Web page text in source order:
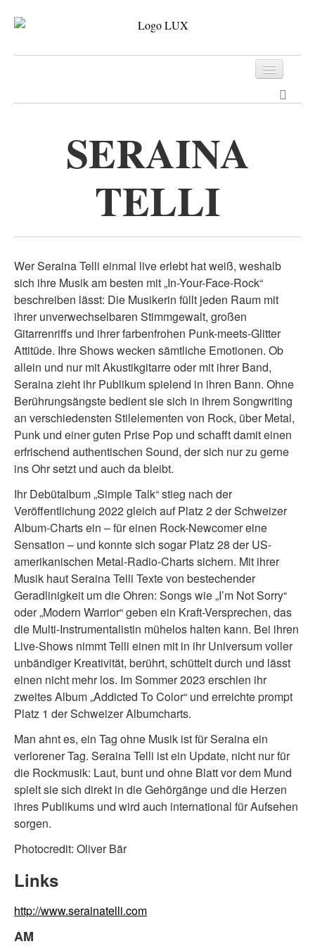
ArchivSERAINA
TELLI
Wer Seraina Telli einmal live erlebt hat weiß, weshalb
sich ihre Musik am besten mit „In-Your-Face-Rock“
beschreiben lässt: Die Musikerin füllt jeden Raum mit
ihrer unverwechselbaren Stimmgewalt, großen
Gitarrenriffs und ihrer farbenfrohen Punk-meets-Glitter
Attitüde. Ihre Shows wecken sämtliche Emotionen. Ob
allein und nur mit Akustikgitarre oder mit ihrer Band,
Seraina zieht ihr Publikum spielend in ihren Bann. Ohne
Berührungsängste bedient sie sich in ihrem Songwriting
an verschiedensten Stilelementen von Rock, über Metal,
Punk und einer guten Prise Pop und schafft damit einen
erfrischend authentischen Sound, der sich nur zu gerne
ins Ohr setzt und auch da bleibt.
Ihr Debütalbum „Simple Talk“ stieg nach der
Veröffentlichung 2022 gleich auf Platz 2 der Schweizer
Album-Charts ein – für einen Rock-Newcomer eine
Sensation – und konnte sich sogar Platz 28 der US-
amerikanischen Metal-Radio-Charts sichern. Mit ihrer
Musik haut Seraina Telli Texte von bestechender
Geradlinigkeit um die Ohren: Songs wie „I’m Not Sorry“
oder „Modern Warrior“ geben ein Kraft-Versprechen, das
die Multi-Instrumentalistin mühelos halten kann. Bei ihren
Live-Shows nimmt Telli einen mit in ihr Universum voller
unbändiger Kreativität, berührt, schüttelt durch und lässt
einen nicht mehr los. Im Sommer 2023 erschien ihr
zweites Album „Addicted To Color“ und erreichte prompt
Platz 1 der Schweizer Albumcharts.
Man ahnt es, ein Tag ohne Musik ist für Seraina ein
verlorener Tag. Seraina Telli ist ein Update, nicht nur für
die Rockmusik: Laut, bunt und ohne Blatt vor dem Mund
spielt sie sich direkt in die Gehörgänge und die Herzen
ihres Publikums und wird auch international für Aufsehen
sorgen.
Photocredit: Oliver Bär
Links
http://www.serainatelli.com
AM